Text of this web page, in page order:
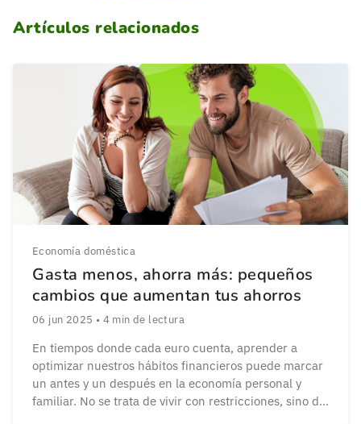
Artículos relacionados
Economía doméstica
Gasta menos, ahorra más: pequeños
cambios que aumentan tus ahorros
06 jun 2025 • 4 min de lectura
En tiempos donde cada euro cuenta, aprender a
optimizar nuestros hábitos financieros puede marcar
un antes y un después en la economía personal y
familiar. No se trata de vivir con restricciones, sino de